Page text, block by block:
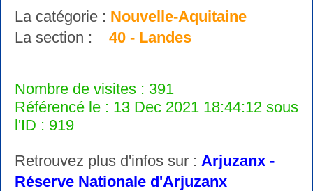
La catégorie : Nouvelle-Aquitaine
La section : 40 - Landes
Nombre de visites : 391
Référencé le : 13 Dec 2021 18:44:12 sous
l'ID : 919
Retrouvez plus d'infos sur : Arjuzanx -
Réserve Nationale d'Arjuzanx